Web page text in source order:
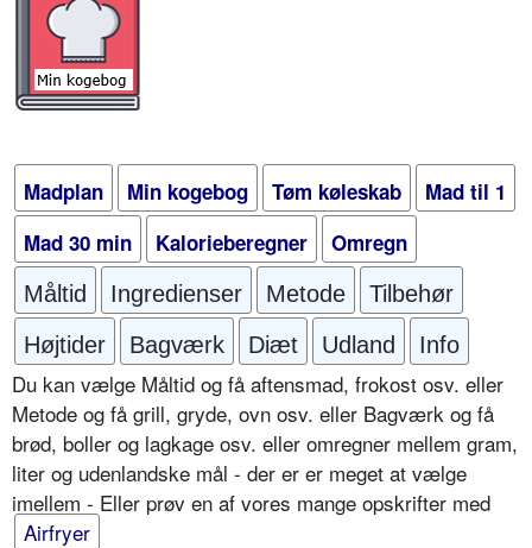
Madplan Min kogebog Tøm køleskab
Mad til 1
Mad 30 min
Kalorieberegner Omregn
Måltid Ingredienser Metode
Tilbehør
Højtider
Bagværk Diæt Udland Info
Du kan vælge Måltid og få aftensmad, frokost osv. eller
Metode og få grill, gryde, ovn osv. eller Bagværk og få
brød, boller og lagkage osv. eller omregner mellem gram,
liter og udenlandske mål - der er er meget at vælge
imellem - Eller prøv en af vores mange opskrifter med
Airfryer